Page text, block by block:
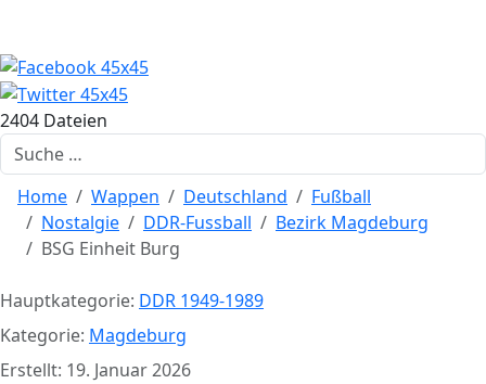
2404 Dateien
Suchen
Home Wappen Deutschland
Fußball
Nostalgie
DDR-Fussball
Bezirk Magdeburg
BSG Einheit Burg
Hauptkategorie: DDR 1949-1989
Kategorie: Magdeburg
Erstellt: 19. Januar 2026